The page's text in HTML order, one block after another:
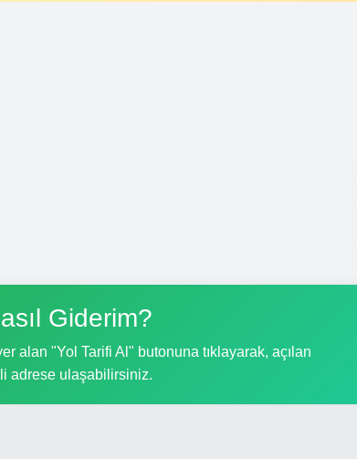
Giderim?
alan "Yol Tarifi Al" butonuna tıklayarak, açılan
adrese ulaşabilirsiniz.